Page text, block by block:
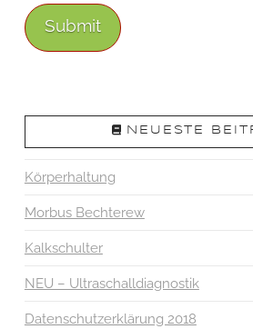
NEUESTE
Körperhaltung
Morbus Bechterew
Kalkschulter
NEU – Ultraschalldiagnostik
Datenschutzerklärung 2018